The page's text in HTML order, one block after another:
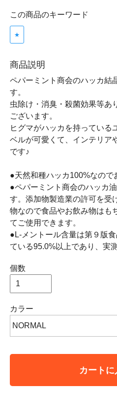
この商品のキーワード
★
商品説明
ペパーミント商会のハッカ結
す。
虫除け・消臭・殺菌効果等あ
ございます。
ヒグマがハッカを持っている
ベルが可愛くて、インテリア
です♪
●天然和種ハッカ100%なので
●ペパーミント商会のハッカ
す。添加物製造業の許可を受
物なので食品やお飲み物はも
てご使用できます。
●L-メントール含量は第９版
ている95.0%以上であり、実
個数
カラー
カートに